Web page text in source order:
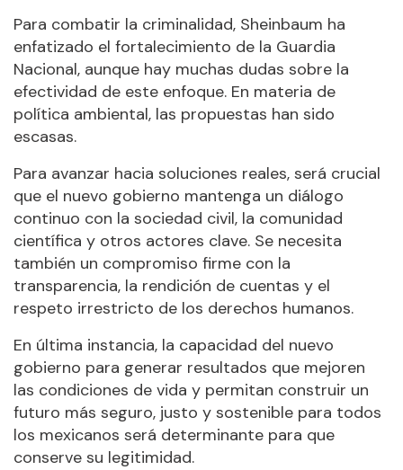
Para combatir la criminalidad, Sheinbaum ha
enfatizado el fortalecimiento de la Guardia
Nacional, aunque hay muchas dudas sobre la
efectividad de este enfoque. En materia de
política ambiental, las propuestas han sido
escasas.
Para avanzar hacia soluciones reales, será crucial
que el nuevo gobierno mantenga un diálogo
continuo con la sociedad civil, la comunidad
científica y otros actores clave. Se necesita
también un compromiso firme con la
transparencia, la rendición de cuentas y el
respeto irrestricto de los derechos humanos.
En última instancia, la capacidad del nuevo
gobierno para generar resultados que mejoren
las condiciones de vida y permitan construir un
futuro más seguro, justo y sostenible para todos
los mexicanos será determinante para que
conserve su legitimidad.